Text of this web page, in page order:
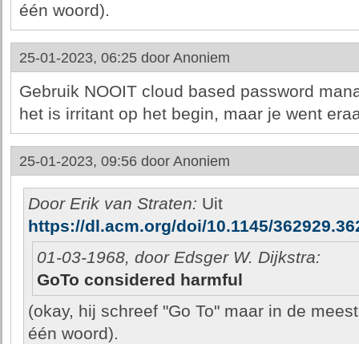
één woord).
25-01-2023, 06:25 door Anoniem
Gebruik NOOIT cloud based password
het is irritant op het begin, maar je went
25-01-2023, 09:56 door Anoniem
Door Erik van Straten: Uit
https://dl.acm.org/doi/10.1145/
01-03-1968, door Edsger W. Dijkstra:
GoTo considered harmful
(okay, hij schreef "Go To" maar in de
één woord).